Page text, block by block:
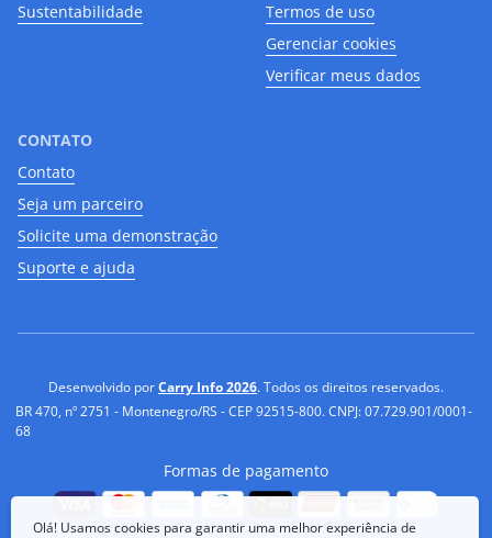
Sustentabilidade
Termos de uso
Gerenciar cookies
Verificar meus dados
CONTATO
Contato
Seja um parceiro
Solicite uma demonstração
Suporte e ajuda
Desenvolvido porCarry Info 2026. Todos os direitos reservados.
BR 470, nº 2751 - Montenegro/RS - CEP 92515-800. CNPJ: 07.729.901/0001-
68
Formas de pagamento
Olá! Usamos cookies para garantir uma melhor experiência de